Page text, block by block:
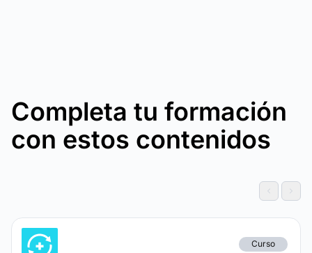
Completa tu formación
con estos contenidos
Curso